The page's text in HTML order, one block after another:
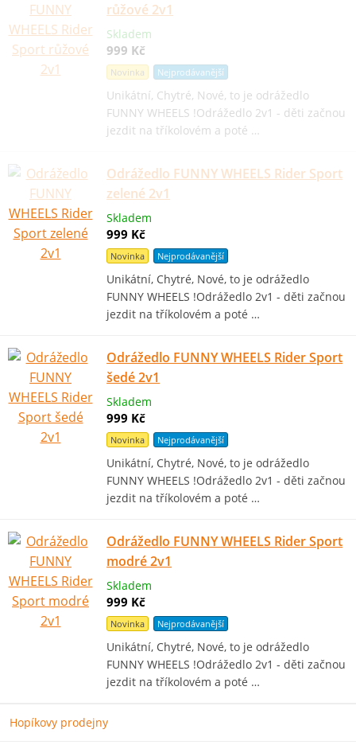
růžové 2v1
Skladem
999 Kč
Novinka Nejprodávanější
Unikátní, Chytré, Nové, to je odrážedlo
FUNNY WHEELS !Odrážedlo 2v1 - děti začnou
jezdit na tříkolovém a poté …
Odrážedlo FUNNY WHEELS Rider Sport
zelené 2v1
Skladem
999 Kč
Novinka Nejprodávanější
Unikátní, Chytré, Nové, to je odrážedlo
FUNNY WHEELS !Odrážedlo 2v1 - děti začnou
jezdit na tříkolovém a poté …
Odrážedlo FUNNY WHEELS Rider Sport
šedé 2v1
Skladem
999 Kč
Novinka Nejprodávanější
Unikátní, Chytré, Nové, to je odrážedlo
FUNNY WHEELS !Odrážedlo 2v1 - děti začnou
jezdit na tříkolovém a poté …
Odrážedlo FUNNY WHEELS Rider Sport
modré 2v1
Skladem
999 Kč
Novinka Nejprodávanější
Unikátní, Chytré, Nové, to je odrážedlo
FUNNY WHEELS !Odrážedlo 2v1 - děti začnou
jezdit na tříkolovém a poté …
Hopíkovy prodejny